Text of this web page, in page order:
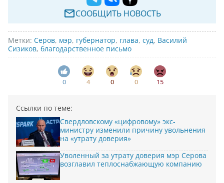
СООБЩИТЬ НОВОСТЬ
Метки: Серов, мэр, губернатор, глава, суд, Василий
Сизиков, благодарственное письмо
0 4 0 0 15
Ссылки по теме:
Свердловскому «цифровому» экс-
министру изменили причину увольнения
на «утрату доверия»
Уволенный за утрату доверия мэр Серова
возглавил теплоснабжающую компанию